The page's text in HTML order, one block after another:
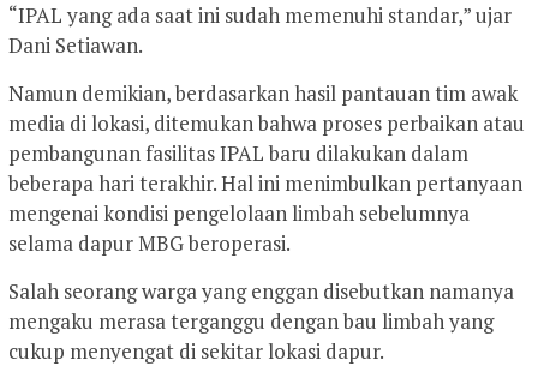
“IPAL yang ada saat ini sudah memenuhi standar,” ujar
Dani Setiawan.
Namun demikian, berdasarkan hasil pantauan tim awak
media di lokasi, ditemukan bahwa proses perbaikan atau
pembangunan fasilitas IPAL baru dilakukan dalam
beberapa hari terakhir. Hal ini menimbulkan pertanyaan
mengenai kondisi pengelolaan limbah sebelumnya
selama dapur MBG beroperasi.
Salah seorang warga yang enggan disebutkan namanya
mengaku merasa terganggu dengan bau limbah yang
cukup menyengat di sekitar lokasi dapur.